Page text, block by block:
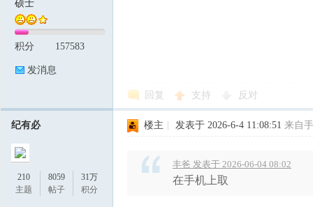
硕士
积分 157583
发消息
回复 支持 反对
纪有必
210
主题
8059
帖子
31万
积分
楼主 发表于 2026-6-4 11:08:51 来自
丰爸 发表于 2026-06-04 08:02
在手机上取